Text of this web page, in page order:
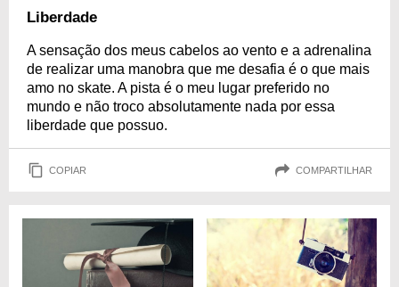
Liberdade
A sensação dos meus cabelos ao vento e a adrenalina
de realizar uma manobra que me desafia é o que mais
amo no skate. A pista é o meu lugar preferido no
mundo e não troco absolutamente nada por essa
liberdade que possuo.
COPIAR COMPARTILHAR